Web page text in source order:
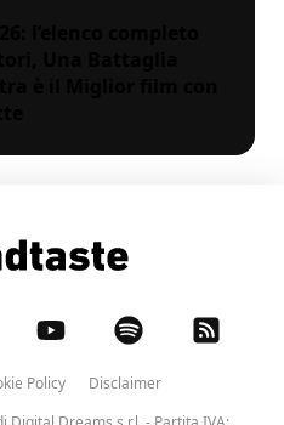
l’elenco completo
Una Battaglia
Policy
Disclaimer